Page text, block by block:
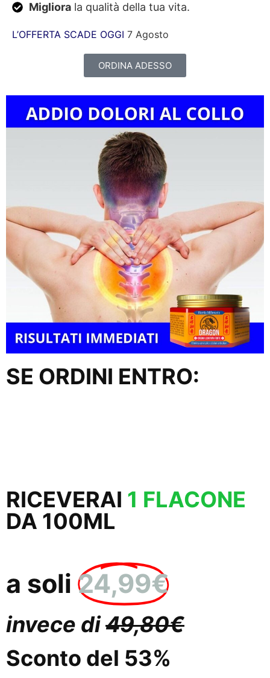
Migliorala qualità della tua vita.
L’OFFERTA SCADE OGGI 7 Agosto
ORDINA ADESSO
SE ORDINI ENTRO:
RICEVERAI 1 FLACONE
DA 100ML
a soli 24,99€
invece di49,80€
Sconto del 53%